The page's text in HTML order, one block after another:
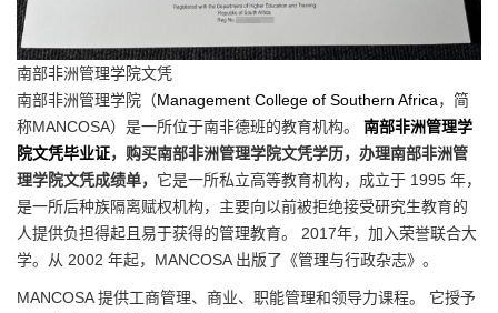
南部非洲管理学院文凭
南部非洲管理学院（Management College of Southern Africa，简
称MANCOSA）是一所位于南非德班的教育机构。 南部非洲管理学
院文凭毕业证，购买南部非洲管理学院文凭学历，办理南部非洲管
理学院文凭成绩单， 它是一所私立高等教育机构，成立于 1995 年，
是一所后种族隔离赋权机构，主要向以前被拒绝接受研究生教育的
人提供负担得起且易于获得的管理教育。 2017年，加入荣誉联合大
学。从 2002 年起，MANCOSA 出版了《管理与行政杂志》。
MANCOSA 提供工商管理、商业、职能管理和领导力课程。 它授予